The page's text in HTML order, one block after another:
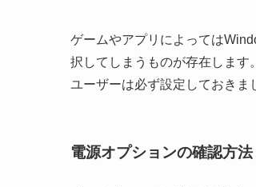
ゲームやアプリによっては
択してしまうものが存在しま
ユーザーは必ず設定しておきま
電源オプションの確認方法